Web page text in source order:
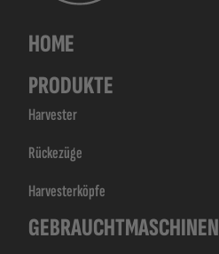
HOME
PRODUKTE
Harvester
Rückezüge
Harvesterköpfe
GEBRAUCHTMASCHINEN